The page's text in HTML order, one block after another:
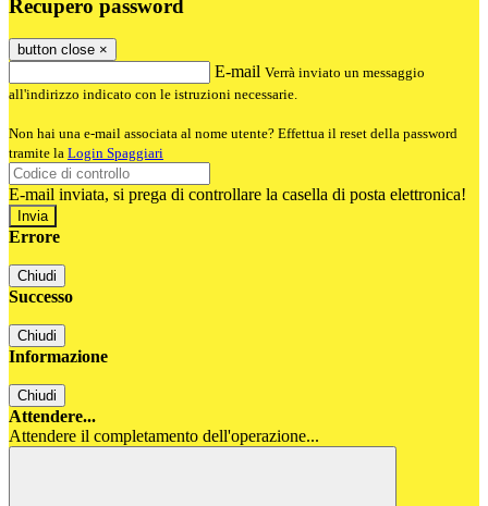
Recupero password
button close ×
E-mail Verrà inviato un messaggio
all'indirizzo indicato con le istruzioni necessarie.
Non hai una e-mail associata al nome utente? Effettua il reset della password
tramite la Login Spaggiari
E-mail inviata, si prega di controllare la casella di posta elettronica!
Errore
Chiudi
Successo
Chiudi
Informazione
Chiudi
Attendere...
Attendere il completamento dell'operazione...